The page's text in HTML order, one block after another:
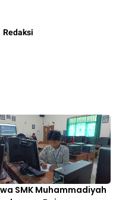
Redaksi
SMK Muhammadiyah